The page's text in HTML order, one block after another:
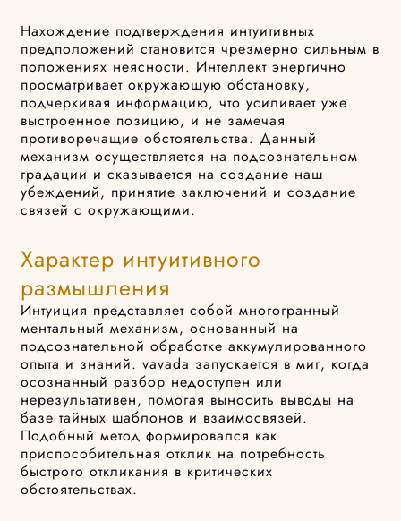
Нахождение подтверждения интуитивных
предположений становится чрезмерно сильным в
положениях неясности. Интеллект энергично
просматривает окружающую обстановку,
подчеркивая информацию, что усиливает уже
выстроенное позицию, и не замечая
противоречащие обстоятельства. Данный
механизм осуществляется на подсознательном
градации и сказывается на создание наш
убеждений, принятие заключений и создание
связей с окружающими.
Характер интуитивного
размышления
Интуиция представляет собой многогранный
ментальный механизм, основанный на
подсознательной обработке аккумулированного
опыта и знаний. vavada запускается в миг, когда
осознанный разбор недоступен или
нерезультативен, помогая выносить выводы на
базе тайных шаблонов и взаимосвязей.
Подобный метод формировался как
приспособительная отклик на потребность
быстрого откликания в критических
обстоятельствах.